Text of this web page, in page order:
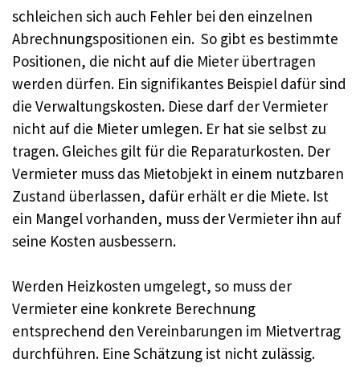
schleichen sich auch Fehler bei den einzelnen
Abrechnungspositionen ein. So gibt es bestimmte
Positionen, die nicht auf die Mieter übertragen
werden dürfen. Ein signifikantes Beispiel dafür sind
die Verwaltungskosten. Diese darf der Vermieter
nicht auf die Mieter umlegen. Er hat sie selbst zu
tragen. Gleiches gilt für die Reparaturkosten. Der
Vermieter muss das Mietobjekt in einem nutzbaren
Zustand überlassen, dafür erhält er die Miete. Ist
ein Mangel vorhanden, muss der Vermieter ihn auf
seine Kosten ausbessern.
Werden Heizkosten umgelegt, so muss der
Vermieter eine konkrete Berechnung
entsprechend den Vereinbarungen im Mietvertrag
durchführen. Eine Schätzung ist nicht zulässig.